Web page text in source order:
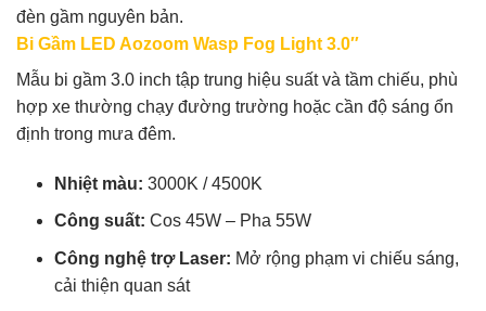
đèn gầm nguyên bản.
Bi Gầm LED Aozoom Wasp Fog Light 3.0″
Mẫu bi gầm 3.0 inch tập trung hiệu suất và tầm chiếu, phù
hợp xe thường chạy đường trường hoặc cần độ sáng ổn
định trong mưa đêm.
Nhiệt màu: 3000K / 4500K
Công suất: Cos 45W – Pha 55W
Công nghệ trợ Laser: Mở rộng phạm vi chiếu sáng,
cải thiện quan sát